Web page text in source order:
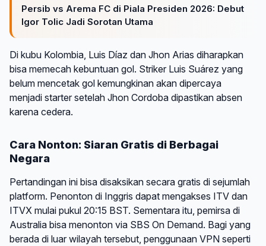
Persib vs Arema FC di Piala Presiden 2026: Debut
Igor Tolic Jadi Sorotan Utama
Di kubu Kolombia, Luis Díaz dan Jhon Arias diharapkan
bisa memecah kebuntuan gol. Striker Luis Suárez yang
belum mencetak gol kemungkinan akan dipercaya
menjadi starter setelah Jhon Cordoba dipastikan absen
karena cedera.
Cara Nonton: Siaran Gratis di Berbagai
Negara
Pertandingan ini bisa disaksikan secara gratis di sejumlah
platform. Penonton di Inggris dapat mengakses ITV dan
ITVX mulai pukul 20:15 BST. Sementara itu, pemirsa di
Australia bisa menonton via SBS On Demand. Bagi yang
berada di luar wilayah tersebut, penggunaan VPN seperti